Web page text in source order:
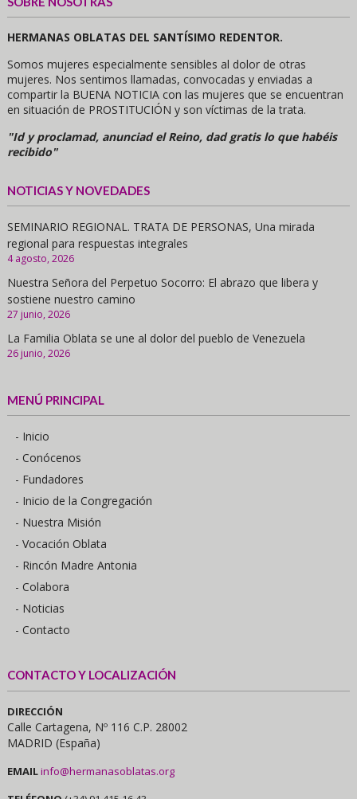
HERMANAS OBLATAS DEL SANTÍSIMO REDENTOR.
Somos mujeres especialmente sensibles al dolor de otras
mujeres. Nos sentimos llamadas, convocadas y enviadas a
compartir la BUENA NOTICIA con las mujeres que se encuentran
en situación de PROSTITUCIÓN y son víctimas de la trata.
"Id y proclamad, anunciad el Reino, dad gratis lo que habéis
recibido"
NOTICIAS Y NOVEDADES
SEMINARIO REGIONAL. TRATA DE PERSONAS, Una mirada
regional para respuestas integrales
4 agosto, 2026
Nuestra Señora del Perpetuo Socorro: El abrazo que libera y
sostiene nuestro camino
27 junio, 2026
La Familia Oblata se une al dolor del pueblo de Venezuela
26 junio, 2026
MENÚ PRINCIPAL
- Inicio
- Conócenos
- Fundadores
- Inicio de la Congregación
- Nuestra Misión
- Vocación Oblata
- Rincón Madre Antonia
- Colabora
- Noticias
- Contacto
CONTACTO Y LOCALIZACIÓN
DIRECCIÓN
Calle Cartagena, Nº 116 C.P. 28002
MADRID (España)
EMAILinfo@hermanasoblatas.org